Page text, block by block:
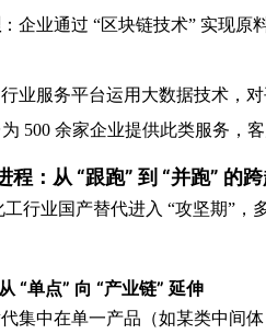
：企业通过 “区块链技术” 实现
业服务平台运用大数据技术，
500 余家企业提供此类服务，客
程：从 “跟跑” 到 “并跑” 的
工行业国产替代进入 “攻坚期”
“单点” 向 “产业链” 延伸
集中在单一产品（如某类中间